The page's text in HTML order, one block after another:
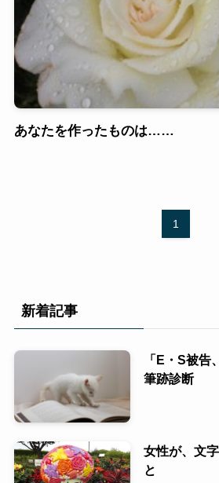
あなたを作ったものは……
1
新着記事
「E・S被告
筆跡診断
女性が、文
と